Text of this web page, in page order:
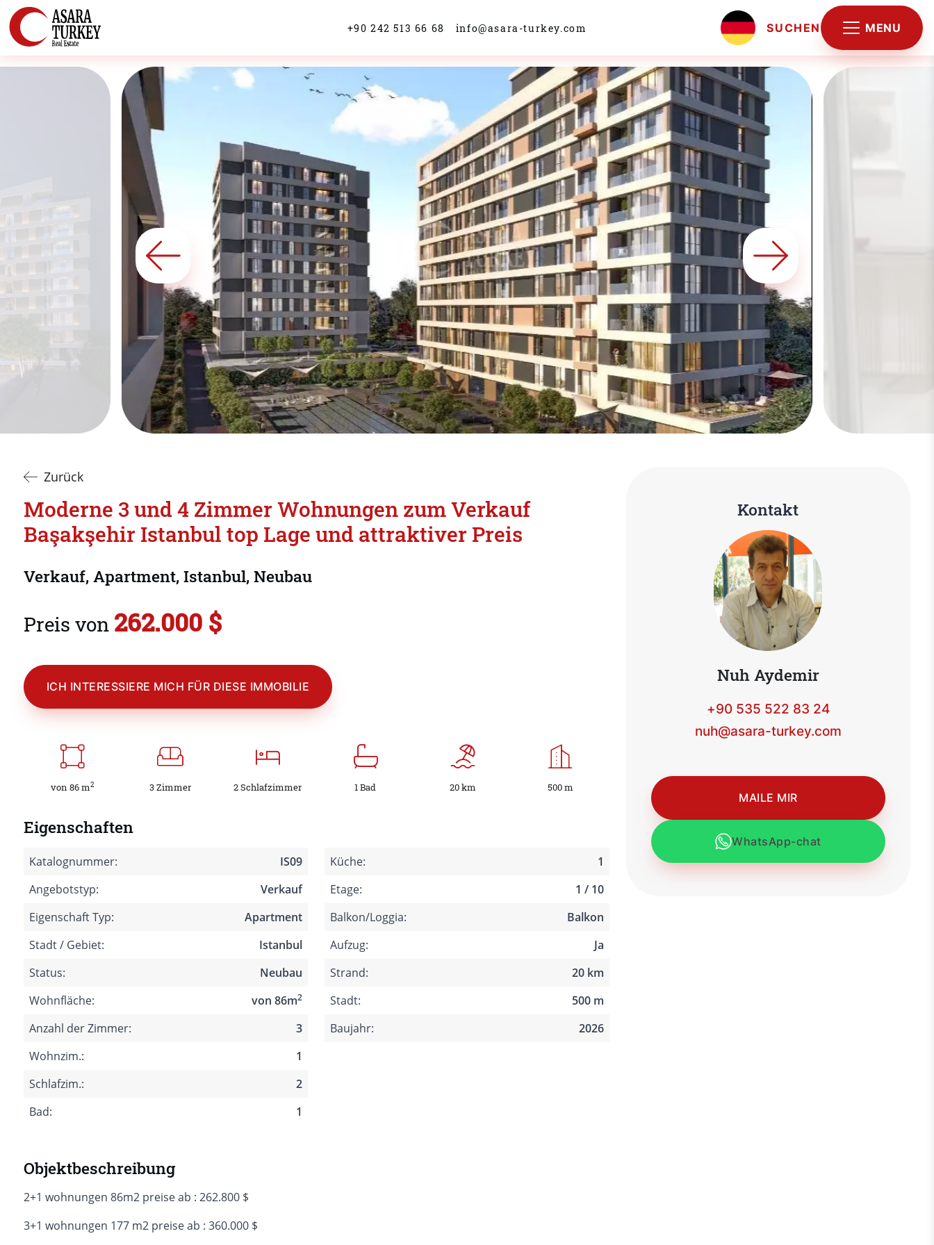
+90 242 513 66 68 info@asara-turkey.com SUCHEN MENU
Zurück
Moderne 3 und 4 Zimmer Wohnungen zum Verkauf
Başakşehir Istanbul top Lage und attraktiver Preis
Verkauf, Apartment, Istanbul, Neubau
Preis von 262.000 $
ICH INTERESSIERE MICH FÜR DIESE IMMOBILIE
von 86 m2 3 Zimmer 2 Schlafzimmer 1 Bad 20 km 500 m
Eigenschaften
Katalognummer:
IS09
Angebotstyp:
Verkauf
Eigenschaft Typ:
Apartment
Stadt / Gebiet:
Istanbul
Status:
Neubau
Wohnfläche:
von 86m2
Anzahl der Zimmer:
3
Wohnzim.:
1
Schlafzim.:
2
Bad:
1
Küche:
1
Etage:
1 / 10
Balkon/Loggia:
Balkon
Aufzug:
Ja
Strand:
20 km
Stadt:
500 m
Baujahr:
2026
Objektbeschreibung
2+1 wohnungen 86m2 preise ab : 262.800 $
3+1 wohnungen 177 m2 preise ab : 360.000 $
Kontakt
Nuh Aydemir
+90 535 522 83 24
nuh@asara-turkey.com
MAILE MIR
WhatsApp-chat